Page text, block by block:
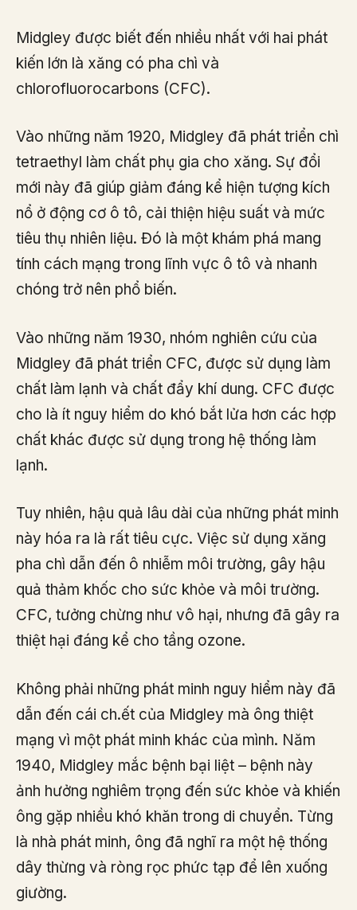
Midgley được biết đến nhiều nhất với hai phát
kiến ​​lớn là xăng có pha chì và
chlorofluorocarbons (CFC).
Vào những năm 1920, Midgley đã phát triển chì
tetraethyl làm chất phụ gia cho xăng. Sự đổi
mới này đã giúp giảm đáng kể hiện tượng kích
nổ ở động cơ ô tô, cải thiện hiệu suất và mức
tiêu thụ nhiên liệu. Đó là một khám phá mang
tính cách mạng trong lĩnh vực ô tô và nhanh
chóng trở nên phổ biến.
Vào những năm 1930, nhóm nghiên cứu của
Midgley đã phát triển CFC, được sử dụng làm
chất làm lạnh và chất đẩy khí dung. CFC được
cho là ít nguy hiểm do khó bắt lửa hơn các hợp
chất khác được sử dụng trong hệ thống làm
lạnh.
Tuy nhiên, hậu quả lâu dài của những phát minh
này hóa ra là rất tiêu cực. Việc sử dụng xăng
pha chì dẫn đến ô nhiễm môi trường, gây hậu
quả thảm khốc cho sức khỏe và môi trường.
CFC, tưởng chừng như vô hại, nhưng đã gây ra
thiệt hại đáng kể cho tầng ozone.
Không phải những phát minh nguy hiểm này đã
dẫn đến cái ch.ết của Midgley mà ông thiệt
mạng vì một phát minh khác của mình. Năm
1940, Midgley mắc bệnh bại liệt – bệnh này
ảnh hưởng nghiêm trọng đến sức khỏe và khiến
ông gặp nhiều khó khăn trong di chuyển. Từng
là nhà phát minh, ông đã nghĩ ra một hệ thống
dây thừng và ròng rọc phức tạp để lên xuống
giường.